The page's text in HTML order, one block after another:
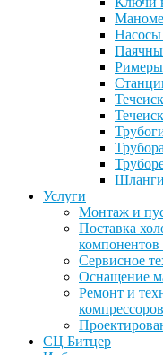
Насосы
Римеры
Шланги
Услуги
Монтаж и
Поставка
компонентов
Сервисное
Оснащение
Ремонт и
компрессоров
СЦ Битцер